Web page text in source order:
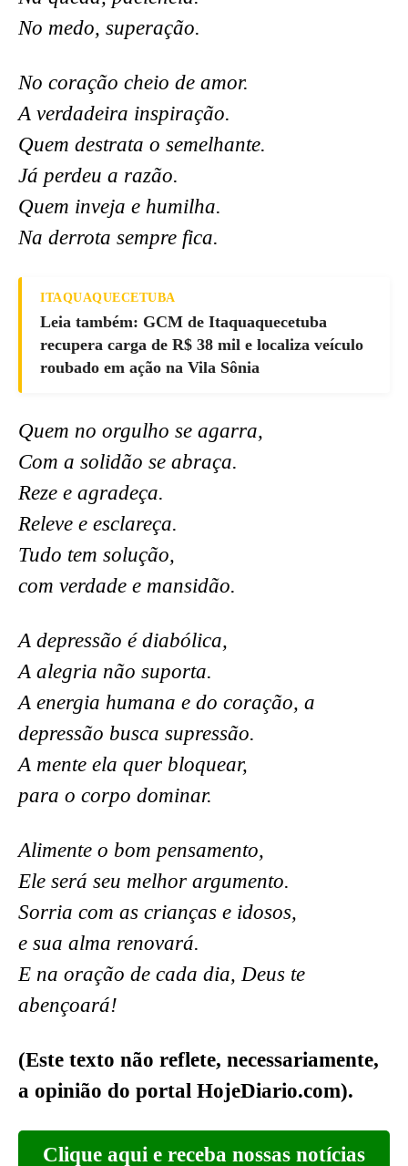
No medo, superação.
No coração cheio de amor.
A verdadeira inspiração.
Quem destrata o semelhante.
Já perdeu a razão.
Quem inveja e humilha.
Na derrota sempre fica.
ITAQUAQUECETUBA
Leia também: GCM de Itaquaquecetuba
recupera carga de R$ 38 mil e localiza veículo
roubado em ação na Vila Sônia
Quem no orgulho se agarra,
Com a solidão se abraça.
Reze e agradeça.
Releve e esclareça.
Tudo tem solução,
com verdade e mansidão.
A depressão é diabólica,
A alegria não suporta.
A energia humana e do coração, a
depressão busca supressão.
A mente ela quer bloquear,
para o corpo dominar.
Alimente o bom pensamento,
Ele será seu melhor argumento.
Sorria com as crianças e idosos,
e sua alma renovará.
E na oração de cada dia, Deus te
abençoará!
(Este texto não reflete, necessariamente,
a opinião do portal HojeDiario.com).
Clique aqui e receba nossas notícias